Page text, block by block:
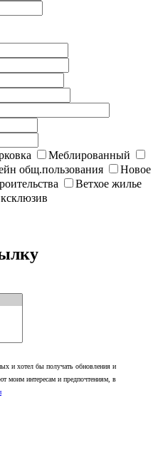
Меблированный
общ.пользования
Новое
Ветхое жилье
и хотел бы получать обновления и
моим интересам и предпочтениям, в